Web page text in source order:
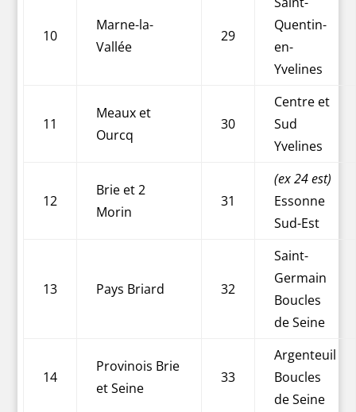
10
Marne-la-
Vallée
29
Quentin-
en-
Yvelines
11
Meaux et
Ourcq
30
Centre et
Sud
Yvelines
12
Brie et 2
Morin
31
(ex 24 est)
Essonne
Sud-Est
13 Pays Briard 32
Saint-
Germain
Boucles
de Seine
14
Provinois Brie
et Seine
33
Argenteuil
Boucles
de Seine